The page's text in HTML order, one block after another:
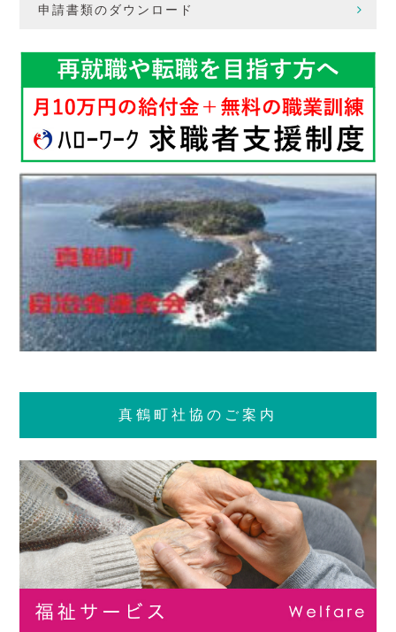
申請書類のダウンロード
真鶴町社協のご案内